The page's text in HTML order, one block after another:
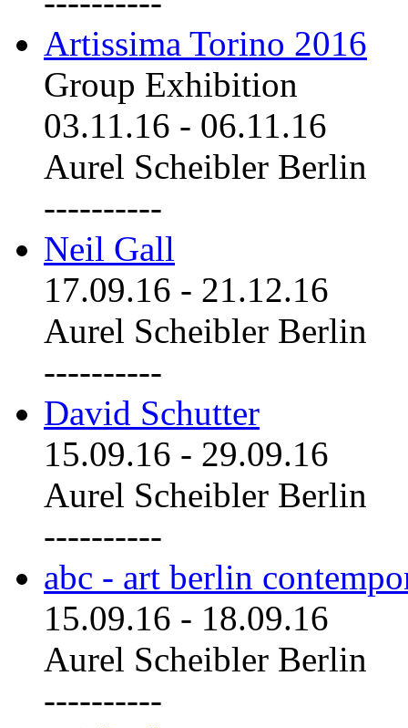
Artissima Torino 2016
Group Exhibition
03.11.16 - 06.11.16
Aurel Scheibler Berlin
----------
Neil Gall
17.09.16 - 21.12.16
Aurel Scheibler Berlin
----------
David Schutter
15.09.16 - 29.09.16
Aurel Scheibler Berlin
----------
abc - art berlin
15.09.16 - 18.09.16
Aurel Scheibler Berlin
----------